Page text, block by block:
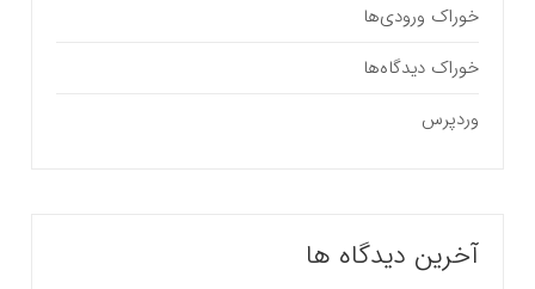
خوراک ورودی‌ها
خوراک دیدگاه‌ها
وردپرس
آخرین دیدگاه ها